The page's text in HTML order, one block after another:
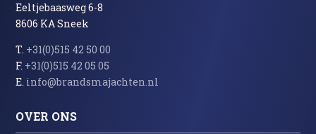
Eeltjebaasweg 6-8
8606 KA Sneek
T. +31(0)515 42 50 00
F. +31(0)515 42 05 05
E. info@brandsmajachten.nl
OVER ONS